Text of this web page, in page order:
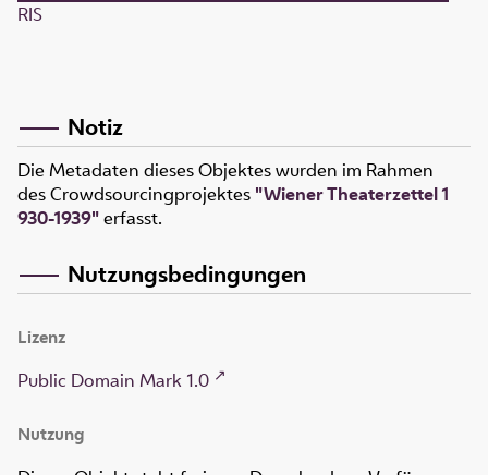
RIS
Notiz
Die Metadaten dieses Objektes wurden im Rahmen
des Crowdsourcingprojektes "Wiener Theaterzettel 1
930-1939"erfasst.
Nutzungsbedingungen
Lizenz
Public Domain Mark 1.0
Nutzung